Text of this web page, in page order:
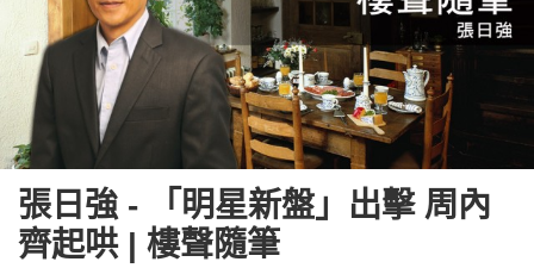
張日強 - 「明星新盤」出擊 周內
齊起哄 | 樓聲隨筆